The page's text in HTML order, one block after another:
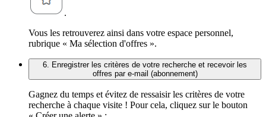
.
Vous les retrouverez ainsi dans votre espace personnel,
rubrique « Ma sélection d'offres ».
6. Enregistrer les critères de votre recherche et recevoir les
offres par e-mail (abonnement)
Gagnez du temps et évitez de ressaisir les critères de votre
recherche à chaque visite ! Pour cela, cliquez sur le bouton